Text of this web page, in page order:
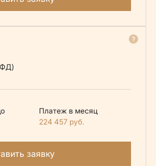
ФД)
Платеж в месяц
224 457 руб.
заявку